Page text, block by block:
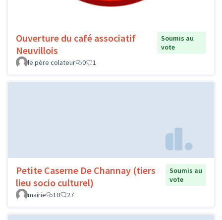
Ouverture du café associatif
Neuvillois
Soumis au
vote
le père colateur
0 1
Petite Caserne De Channay (tiers
lieu socio culturel)
Soumis au
vote
mairie
10 27